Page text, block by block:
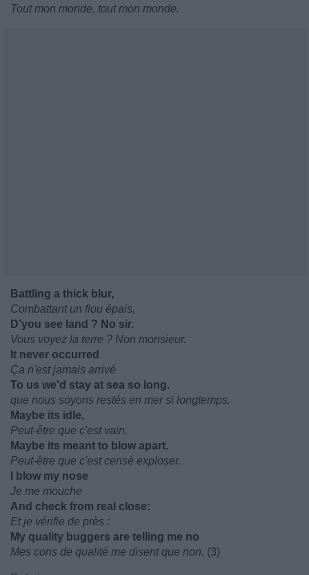
Tout mon monde, tout mon monde.
Battling a thick blur,
Combattant un flou épais,
D’you see land ? No sir.
Vous voyez la terre ? Non monsieur.
It never occurred
Ça n'est jamais arrivé
To us we'd stay at sea so long.
que nous soyons restés en mer si longtemps.
Maybe its idle,
Peut-être que c'est vain,
Maybe its meant to blow apart.
Peut-être que c'est censé exploser.
I blow my nose
Je me mouche
And check from real close:
Et je vérifie de près :
My quality buggers are telling me no
Mes cons de qualité me disent que non. (3)